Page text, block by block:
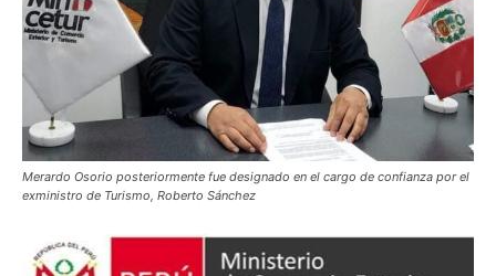
Merardo Osorio posteriormente fue designado en el cargo de confianza por el
exministro de Turismo, Roberto Sánchez